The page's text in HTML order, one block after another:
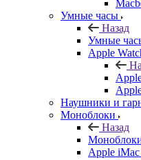
Умные часы
Назад
Умные
Apple
Наушники и
Моноблоки
Назад
Apple iMac